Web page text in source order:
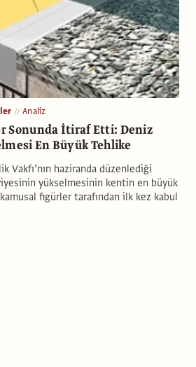
Analiz
Sonunda İtiraf Etti: Deniz
En Büyük Tehlike
Vakfı’nın haziranda düzenlediği
yükselmesinin kentin en büyük
figürler tarafından ilk kez kabul